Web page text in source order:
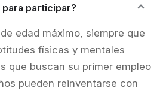
para participar?
edad máximo, siempre que
físicas y mentales
que buscan su primer empleo
pueden reinventarse con